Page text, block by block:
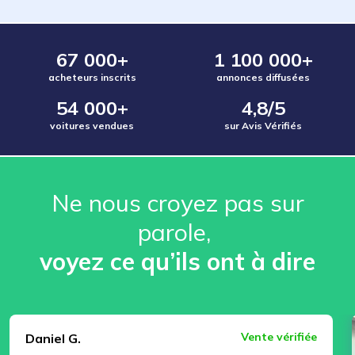
67 000+
acheteurs inscrits
1 100 000+
annonces diffusées
54 000+
voitures vendues
4,8/5
sur Avis Vérifiés
Ne nous croyez pas sur
parole, ️
voyez ce qu’ils ont à dire
Daniel G.
Vente vérifiée